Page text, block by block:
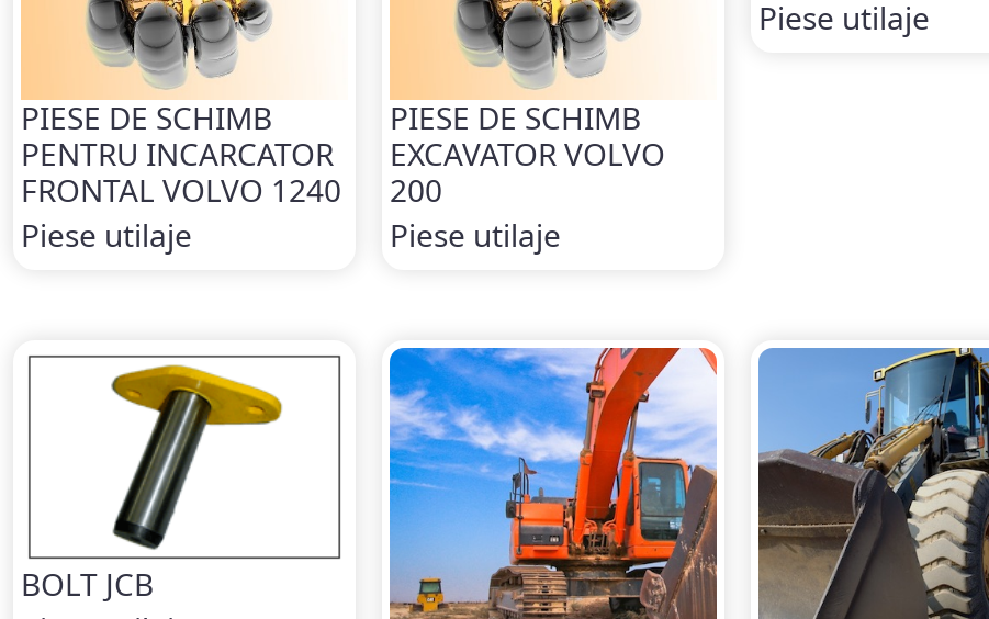
PIESE DE SCHIMB
PENTRU INCARCATOR
FRONTAL VOLVO 1240
Piese utilaje
PIESE DE SCHIMB
EXCAVATOR VOLVO
200
Piese utilaje
Piese utilaje
BOLT JCB